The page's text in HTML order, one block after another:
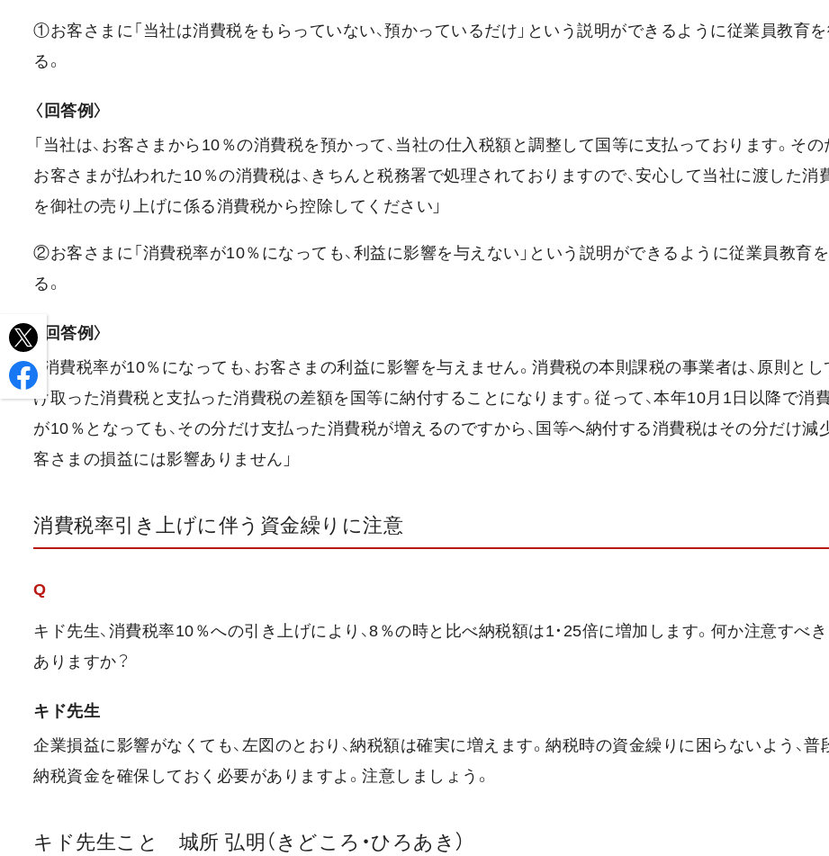
①お客さまに「当社は消費税をもらっていない、預かっているだけ」という説明ができるように従業員教育
る。
〈回答例〉
「当社は、お客さまから10％の消費税を預かって、当社の仕入税額と調整して国等に支払っております。その
お客さまが払われた10％の消費税は、きちんと税務署で処理されておりますので、安心して当社に渡した消
を御社の売り上げに係る消費税から控除してください」
②お客さまに「消費税率が10％になっても、利益に影響を与えない」という説明ができるように従業員教育
る。
〈回答例〉
「消費税率が10％になっても、お客さまの利益に影響を与えません。消費税の本則課税の事業者は、原則とし
け取った消費税と支払った消費税の差額を国等に納付することになります。従って、本年10月1日以降で消
が10％となっても、その分だけ支払った消費税が増えるのですから、国等へ納付する消費税はその分だけ減
客さまの損益には影響ありません」
消費税率引き上げに伴う資金繰りに注意
Q
キド先生、消費税率10％への引き上げにより、8％の時と比べ納税額は1・25倍に増加します。何か注意すべ
ありますか？
キド先生
企業損益に影響がなくても、左図のとおり、納税額は確実に増えます。納税時の資金繰りに困らないよう、普
納税資金を確保しておく必要がありますよ。注意しましょう。
キド先生こと 城所 弘明（きどころ・ひろあき）